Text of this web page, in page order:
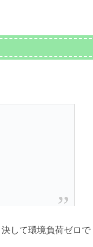
して環境負荷ゼロで